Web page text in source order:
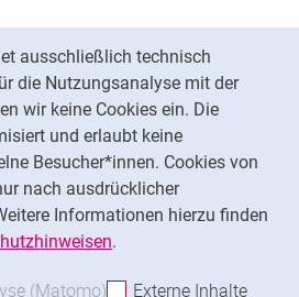
ausschließlich technisch
die Nutzungsanalyse mit der
wir keine Cookies ein. Die
und erlaubt keine
Besucher*innen. Cookies von
nach ausdrücklicher
Informationen hierzu finden
.
Cookies akzeptieren
(Matomo) Analyse-Cookies
Externe Inhalte